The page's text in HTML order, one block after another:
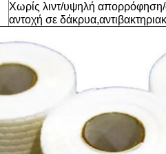
Χωρίς λιντ/υψηλή
αντοχή σε